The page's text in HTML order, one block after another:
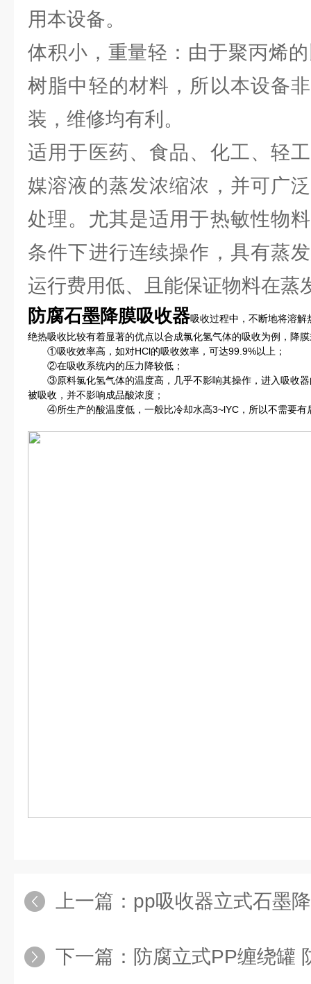
用本设备。
体积小，重量轻：由于聚丙烯
树脂中轻的材料，所以本设备
装，维修均有利。
适用于医药、食品、化工、轻
媒溶液的蒸发浓缩浓，并可广
处理。尤其是适用于热敏性物
条件下进行连续操作，具有蒸
运行费用低、且能保证物料在蒸
防腐石墨降膜吸收器吸收过程中，不断地将溶
绝热吸收比较有着显著的优点以合成氯化氢气体的吸收为例，降
①吸收效率高，如对HCl的吸收效率，可达99.9%以上；
②在吸收系统内的压力降较低；
③原料氯化氢气体的温度高，几乎不影响其操作，进入吸收器
被吸收，并不影响成品酸浓度；
④所生产的酸温度低，一般比冷却水高3~lYC，所以不需要有
上一篇： pp吸收器立式石墨降膜
下一篇： 防腐立式PP缠绕罐